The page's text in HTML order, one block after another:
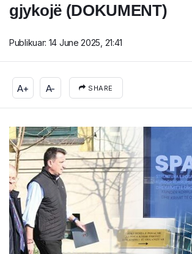
gjykojë (DOKUMENT)
Publikuar: 14 June 2025, 21:41
A+ A- SHARE